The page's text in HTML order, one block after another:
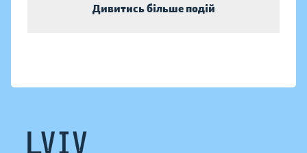
Дивитись більше подій